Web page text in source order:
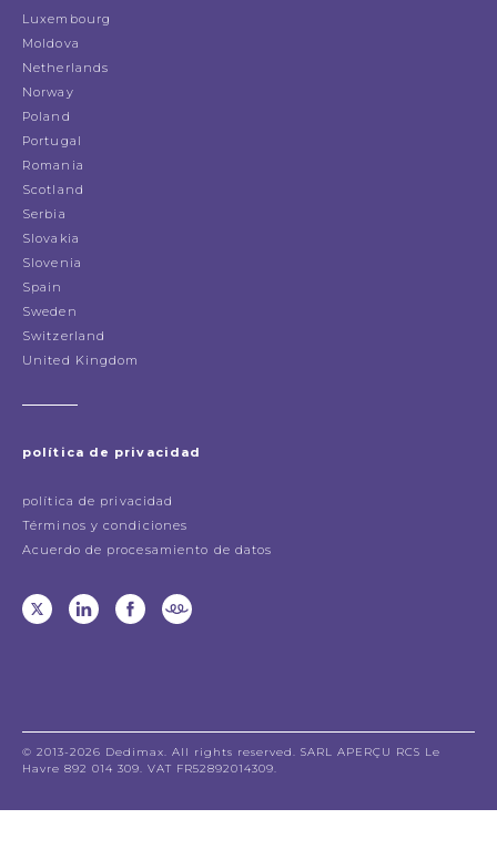
Luxembourg
Moldova
Netherlands
Norway
Poland
Portugal
Romania
Scotland
Serbia
Slovakia
Slovenia
Spain
Sweden
Switzerland
United Kingdom
política de privacidad
política de privacidad
Términos y condiciones
Acuerdo de procesamiento de datos
© 2013-2026 Dedimax. All rights reserved. SARL APERÇU RCS Le
Havre 892 014 309. VAT FR52892014309.